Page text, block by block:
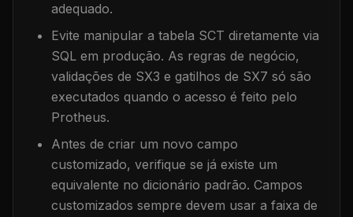
adequado.
Evite manipular a tabela SCT diretamente via
SQL em produção. As regras de negócio,
validações de SX3 e gatilhos de SX7 só são
executados quando o acesso é feito pelo
Protheus.
Antes de criar um novo campo
customizado, verifique se já existe um
equivalente no dicionário padrão. Campos
customizados sempre devem usar a faixa de